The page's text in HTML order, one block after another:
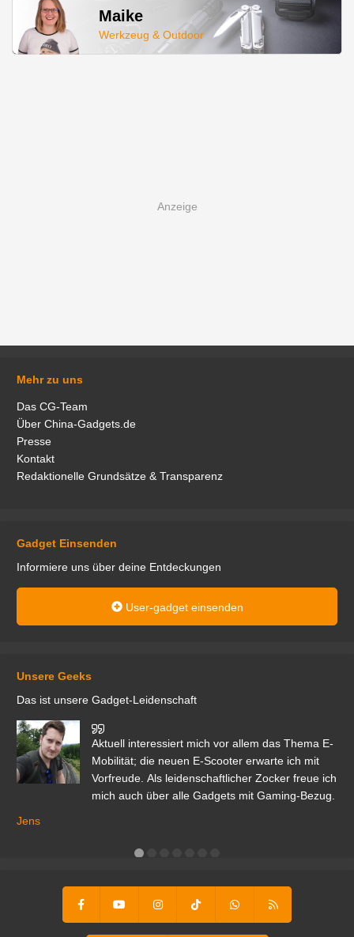
Maike
Werkzeug & Outdoor
Mehr zu uns
Das CG-Team
Über China-Gadgets.de
Presse
Kontakt
Redaktionelle Grundsätze & Transparenz
Gadget Einsenden
Informiere uns über deine Entdeckungen
User-gadget einsenden
Unsere Geeks
Das ist unsere Gadget-Leidenschaft
Aktuell interessiert mich vor allem das Thema E-
Mobilität; die neuen E-Scooter erwarte ich mit
Vorfreude. Als leidenschaftlicher Zocker freue ich
mich auch über alle Gadgets mit Gaming-Bezug.
Jens